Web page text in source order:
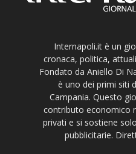
Internapoli.it è un
cronaca, politica,
Fondato da Aniello Di
è uno dei primi siti
Campania. Questo
contributo economico
privati e si sostiene
pubblicitarie.